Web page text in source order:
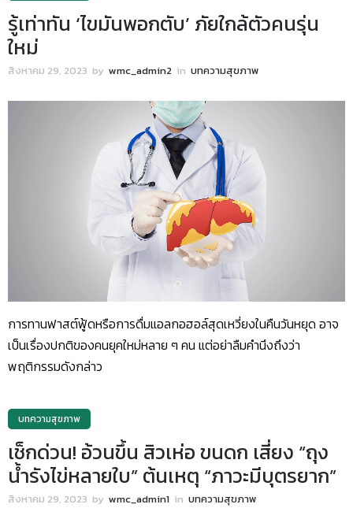
รู้เท่าทัน ‘ไขมันพอกตับ’ ภัยใกล้ตัวคนรุ่น
ใหม่
สิงหาคม 29, 2023 by wmc_admin2 in บทความสุขภาพ
การทานฟาสต์ฟู้ดหรือการดื่มแอลกอฮอล์สุดเหวี่ยงในคืนวันหยุด อาจ
เป็นเรื่องปกติของคนยุคใหม่หลาย ๆ คน แต่อย่าลืมคำนึงถึงว่า
พฤติกรรมดังกล่าว
บทความสุขภาพ
เช็กด่วน! อ้วนขึ้น สิวเห่อ ขนดก เสี่ยง “ถุง
น้ำรังไข่หลายใบ” ต้นเหตุ “ภาวะมีบุตรยาก”
สิงหาคม 29, 2023 by wmc_admin1 in บทความสุขภาพ